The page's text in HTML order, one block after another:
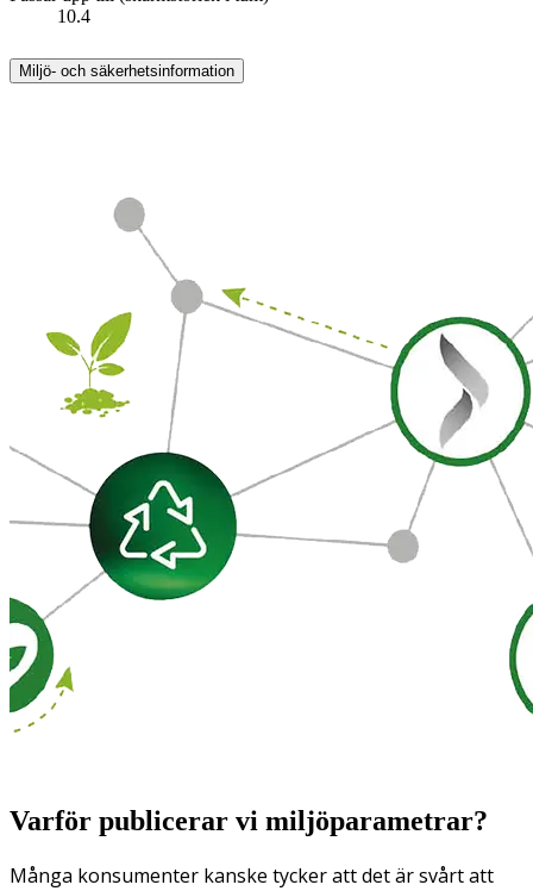
10.4
Miljö- och säkerhetsinformation
Varför publicerar vi miljöparametrar?
Många konsumenter kanske tycker att det är svårt att